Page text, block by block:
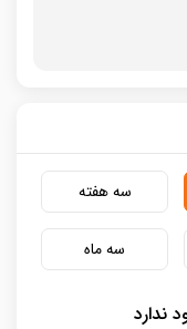
سه هفته
سه ماه
ندارد